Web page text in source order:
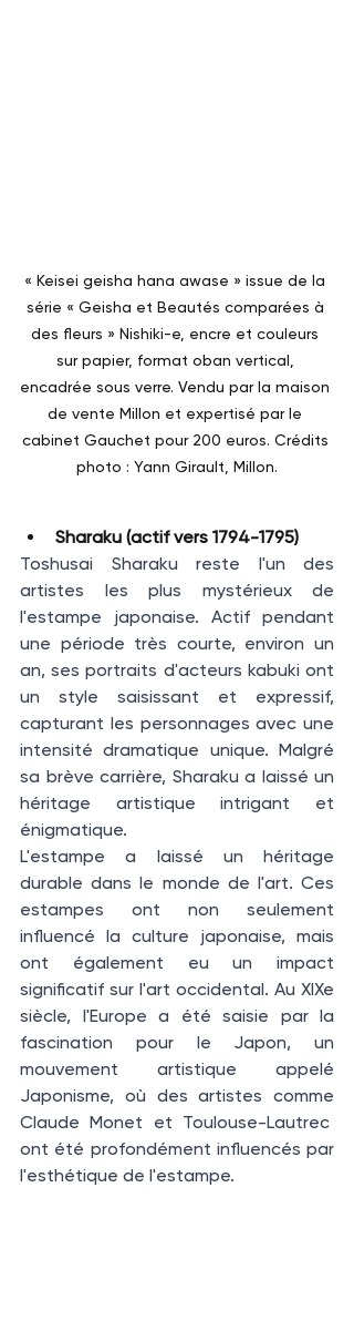
« Keisei geisha hana awase » issue de la
série « Geisha et Beautés comparées à
des fleurs » Nishiki-e, encre et couleurs
sur papier, format oban vertical,
encadrée sous verre. Vendu par la maison
de vente Millon et expertisé par le
cabinet Gauchet pour 200 euros. Crédits
photo : Yann Girault, Millon.
Sharaku (actif vers 1794-1795)
Toshusai Sharaku reste l'un des
artistes les plus mystérieux de
l'estampe japonaise. Actif pendant
une période très courte, environ un
an, ses portraits d'acteurs kabuki ont
un style saisissant et expressif,
capturant les personnages avec une
intensité dramatique unique. Malgré
sa brève carrière, Sharaku a laissé un
héritage artistique intrigant et
énigmatique.
L'estampe a laissé un héritage
durable dans le monde de l'art. Ces
estampes ont non seulement
influencé la culture japonaise, mais
ont également eu un impact
significatif sur l'art occidental. Au XIXe
siècle, l'Europe a été saisie par la
fascination pour le Japon, un
mouvement artistique appelé
Japonisme, où des artistes comme
Claude Monet et Toulouse-Lautrec
ont été profondément influencés par
l'esthétique de l'estampe.